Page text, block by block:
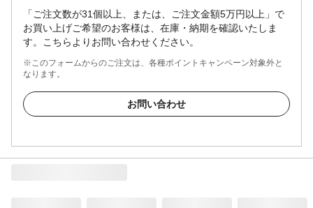
「ご注文数が31個以上、または、ご注文金額5万円以上」で
お買い上げご希望のお客様は、在庫・納期を確認いたしま
す。こちらよりお問い合わせください。
※このフォームからのご注文は、各種ポイントキャンペーン対象外と
なります。
お問い合わせ